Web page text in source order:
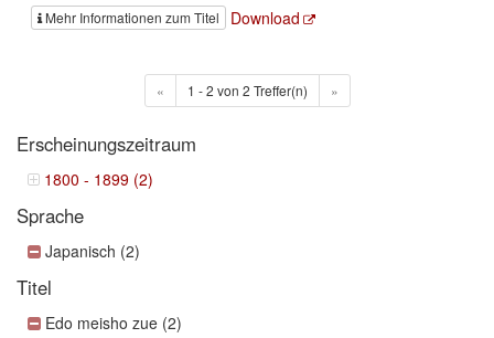
Mehr Informationen zum Titel Download
« 1 - 2 von 2 Treffer(n) »
Erscheinungszeitraum
1800 - 1899 (2)
Sprache
Japanisch (2)
Titel
Edo meisho zue (2)